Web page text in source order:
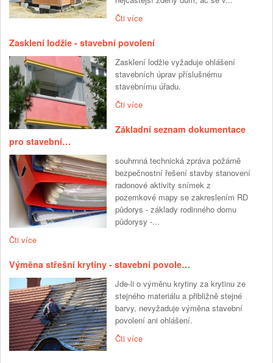
Čti více
Zasklení lodžie - stavební povolení
Zasklení lodžie vyžaduje ohlášení
stavebních úprav příslušnému
stavebnímu úřadu.
Čti více
Základní seznam dokumentace
pro stavební…
souhrnná technická zpráva požárně
bezpečnostní řešení stavby stanovení
radonové aktivity snímek z
pozemkové mapy se zakreslením RD
půdorys - základy rodinného domu
půdorysy -...
Čti více
Výměna střešní krytiny - stavební povole…
Jde-li o výměnu krytiny za krytinu ze
stejného materiálu a přibližně stejné
barvy, nevyžaduje výměna stavební
povolení ani ohlášení.
Čti více